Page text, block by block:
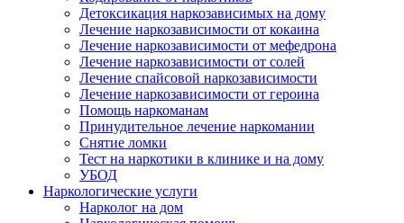
Детоксикация наркозависимых на дому
Лечение наркозависимости от кокаина
Лечение наркозависимости от мефедрона
Лечение наркозависимости от солей
Лечение спайсовой наркозависимости
Лечение наркозависимости от героина
Помощь наркоманам
Принудительное лечение наркомании
Снятие ломки
Тест на наркотики в клинике и на дому
УБОД
Наркологические услуги
Нарколог на дом